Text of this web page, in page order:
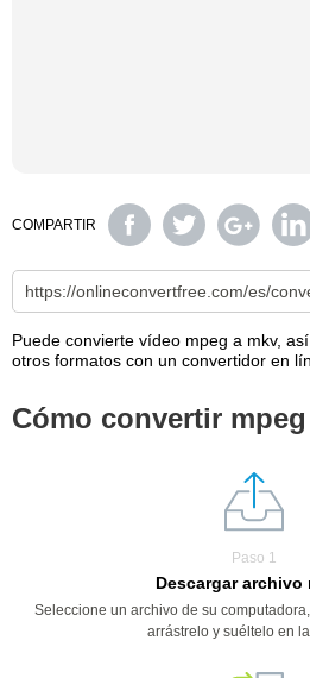
COMPARTIR
Puede convierte vídeo mpeg a mkv,
otros formatos con un convertidor en
Cómo convertir
Paso 1
Descargar archivo
Seleccione un archivo de su
arrástrelo y suéltelo en